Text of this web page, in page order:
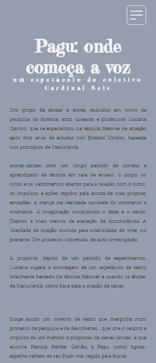
um espetáculo do coletivo
Cardinal Seis
Pagu: onde
começa a voz
Um grupo de atrizes e atores reunidos em torno da
pesquisa da diretora, atriz, cineasta e professora Luciana
Canton, que se especializou na técnica Meisner de atuação
após dois anos de estudos nos Estados Unidos, baseada
nos princípios de Stanislavski.
Atores-atrizes com um longo período de contato e
aprendizado da técnica em sala de ensaio: o corpo, os
olhos e os sentimentos abertos para a relação com o outro;
os impulsos e ações regidos pela escuta de suas próprias
emoções; a crença na realidade concreta do momento a
momento. A imaginação conduzindo o fazer e o sentir.
Treinos e mais treinos de aceitação de circunstância. A
liberdade de criação movida pela intensidade do viver no
presente. Um processo, sobretudo, de auto-investigação.
A proposta: depois de um período de experimentos,
Luciana sugere a montagem de um espetáculo de teatro
totalmente baseado na técnica Meisner e usando os études
de Stanislavski como base para a criação de cenas.
Surge assim um coletivo de teatro que mergulha num
processo de pesquisa e de descobertas... que une o respiro e
impulso de um método a propostas de cenas únicas, e que
escolhe Patricia Rehder Galvão, a Pagu, como figura-
espelho-reflexo de seu fluxo vital regido pela busca.